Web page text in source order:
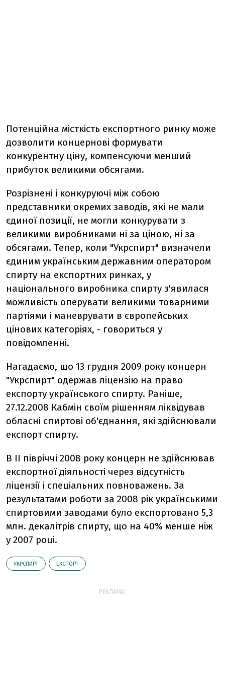
Потенційна місткість експортного ринку може
дозволити концернові формувати
конкурентну ціну, компенсуючи менший
прибуток великими обсягами.
Розрізнені і конкуруючі між собою
представники окремих заводів, які не мали
єдиної позиції, не могли конкурувати з
великими виробниками ні за ціною, ні за
обсягами. Тепер, коли "Укрспирт" визначели
єдиним українським державним оператором
спирту на експортних ринках, у
національного виробника спирту з'явилася
можливість оперувати великими товарними
партіями і маневрувати в європейських
цінових категоріях, - говориться у
повідомленні.
Нагадаємо, що 13 грудня 2009 року концерн
"Укрспирт" одержав ліцензію на право
експорту українського спирту. Раніше,
27.12.2008 Кабмін своїм рішенням ліквідував
обласні спиртові об'єднання, які здійснювали
експорт спирту.
В II півріччі 2008 року концерн не здійснював
експортної діяльності через відсутність
ліцензії і спеціальних повноважень. За
результатами роботи за 2008 рік українськими
спиртовими заводами було експортовано 5,3
млн. декалітрів спирту, що на 40% менше ніж
у 2007 році.
УКРСПИРТ ЕКСПОРТ
РЕКЛАМА: